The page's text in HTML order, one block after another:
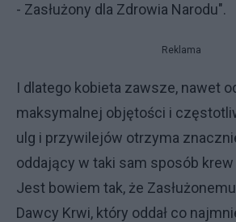
- Zasłużony dla Zdrowia Narodu".
Reklama
I dlatego kobieta zawsze, nawet
maksymalnej objętości i
ulg i przywilejów otrzyma
oddający w taki sam sposób
Jest bowiem tak, że
Dawcy Krwi, który oddał co